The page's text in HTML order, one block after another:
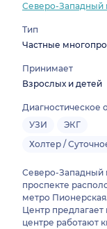
Северо-Западный
Тип
Частные
Принимает
Взрослых и детей
Диагностическое
УЗИ
ЭКГ
Холтер /
Северо-Западный
проспекте
метро Пионерская.
Центр
центре работают